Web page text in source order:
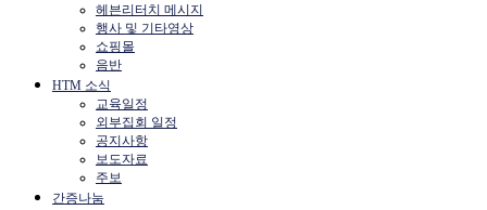
헤븐리터치 메시지
행사 및 기타영상
쇼핑몰
음반
HTM 소식
교육일정
외부집회 일정
공지사항
보도자료
주보
간증나눔